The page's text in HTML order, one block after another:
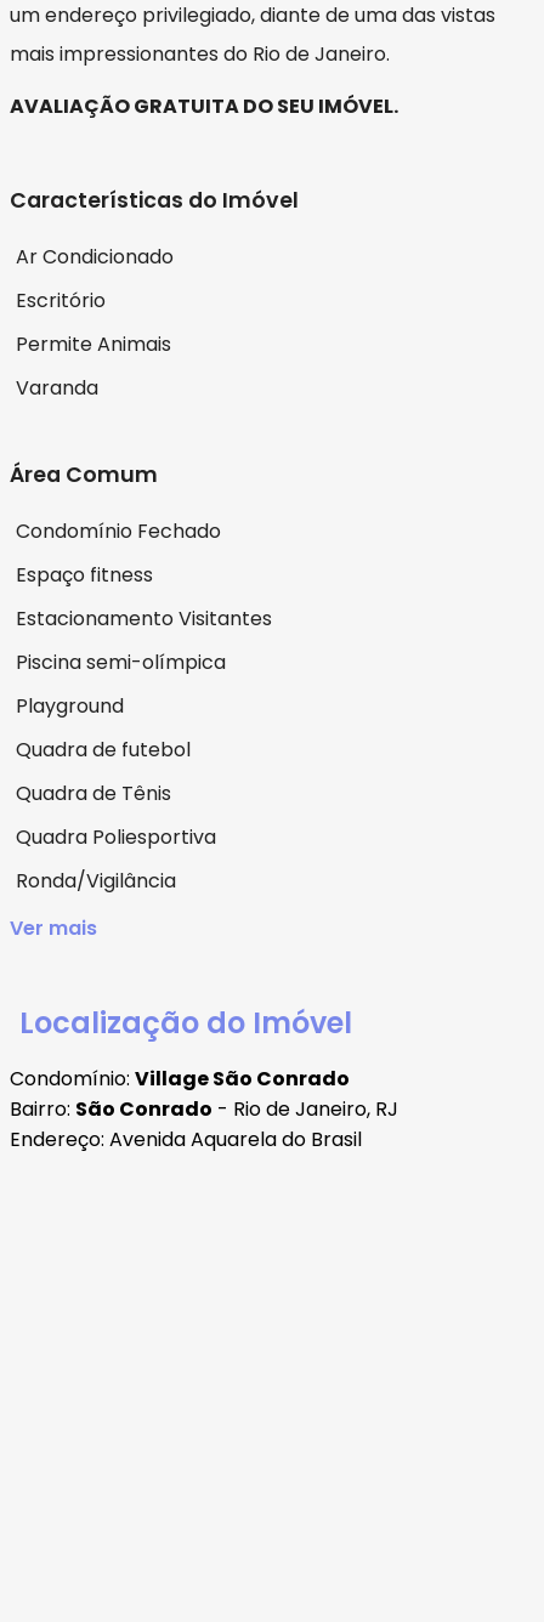
um endereço privilegiado, diante de uma das vistas
mais impressionantes do Rio de Janeiro.
AVALIAÇÃO GRATUITA DO SEU IMÓVEL.
Características do Imóvel
Ar Condicionado
Escritório
Permite Animais
Varanda
Área Comum
Condomínio Fechado
Espaço fitness
Estacionamento Visitantes
Piscina semi-olímpica
Playground
Quadra de futebol
Quadra de Tênis
Quadra Poliesportiva
Ronda/Vigilância
Ver mais
Localização do Imóvel
Condomínio: Village São Conrado
Bairro: São Conrado - Rio de Janeiro, RJ
Endereço: Avenida Aquarela do Brasil